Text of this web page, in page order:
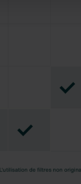
de notre site
aux cookies.